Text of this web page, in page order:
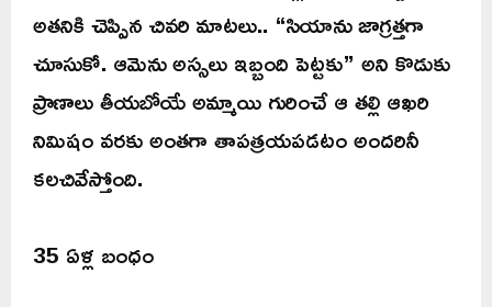
అతనికి చెప్పిన చివరి మాటలు.. “సియాను జాగ్రత్తగా
చూసుకో. ఆమెను అస్సలు ఇబ్బంది పెట్టకు” అని కొడుకు
ప్రాణాలు తీయబోయే అమ్మాయి గురించే ఆ తల్లి ఆఖరి
నిమిషం వరకు అంతగా తాపత్రయపడటం అందరినీ
కలచివేస్తోంది.
35 ఏళ్ల బంధం